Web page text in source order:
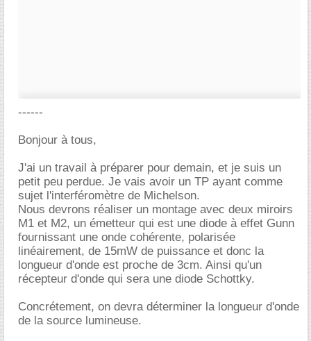
------
Bonjour à tous,
J'ai un travail à préparer pour demain, et je suis un
petit peu perdue. Je vais avoir un TP ayant comme
sujet l'interféromètre de Michelson.
Nous devrons réaliser un montage avec deux miroirs
M1 et M2, un émetteur qui est une diode à effet Gunn
fournissant une onde cohérente, polarisée
linéairement, de 15mW de puissance et donc la
longueur d'onde est proche de 3cm. Ainsi qu'un
récepteur d'onde qui sera une diode Schottky.
Concrétement, on devra déterminer la longueur d'onde
de la source lumineuse.